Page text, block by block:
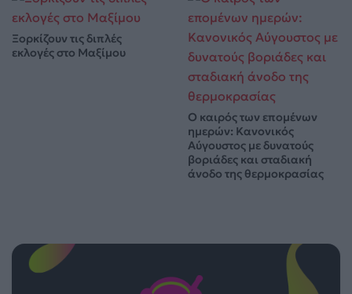
Ξορκίζουν τις διπλές
εκλογές στο Μαξίμου
Ο καιρός των επομένων
ημερών: Κανονικός
Αύγουστος με δυνατούς
βοριάδες και σταδιακή
άνοδο της θερμοκρασίας